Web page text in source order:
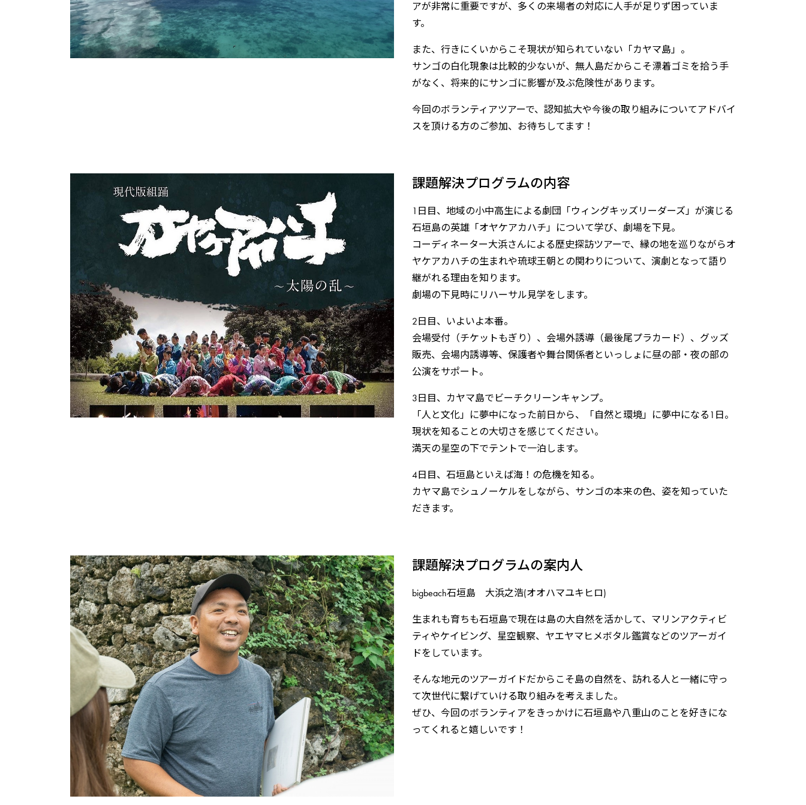
アが非常に重要ですが、多くの来場者の対応に人手が足りず困っていま
す。
また、行きにくいからこそ現状が知られていない「カヤマ島」。
サンゴの白化現象は比較的少ないが、無人島だからこそ漂着ゴミを拾う手
がなく、将来的にサンゴに影響が及ぶ危険性があります。
今回のボランティアツアーで、認知拡大や今後の取り組みについてアドバイ
スを頂ける方のご参加、お待ちしてます！
課題解決プログラムの内容
1日目、地域の小中高生による劇団「ウィングキッズリーダーズ」が演じる
石垣島の英雄「オヤケアカハチ」について学び、劇場を下見。
コーディネーター大浜さんによる歴史探訪ツアーで、縁の地を巡りながらオ
ヤケアカハチの生まれや琉球王朝との関わりについて、演劇となって語り
継がれる理由を知ります。
劇場の下見時にリハーサル見学をします。
2日目、いよいよ本番。
会場受付（チケットもぎり）、会場外誘導（最後尾プラカード）、グッズ
販売、会場内誘導等、保護者や舞台関係者といっしょに昼の部・夜の部の
公演をサポート。
3日目、カヤマ島でビーチクリーンキャンプ。
「人と文化」に夢中になった前日から、「自然と環境」に夢中になる1日。
現状を知ることの大切さを感じてください。
満天の星空の下でテントで一泊します。
4日目、石垣島といえば海！の危機を知る。
カヤマ島でシュノーケルをしながら、サンゴの本来の色、姿を知っていた
だきます。
課題解決プログラムの案内人
bigbeach石垣島 大浜之浩(オオハマユキヒロ)
生まれも育ちも石垣島で現在は島の大自然を活かして、マリンアクティビ
ティやケイビング、星空観察、ヤエヤマヒメボタル鑑賞などのツアーガイ
ドをしています。
そんな地元のツアーガイドだからこそ島の自然を、訪れる人と一緒に守っ
て次世代に繋げていける取り組みを考えました。
ぜひ、今回のボランティアをきっかけに石垣島や八重山のことを好きにな
ってくれると嬉しいです！